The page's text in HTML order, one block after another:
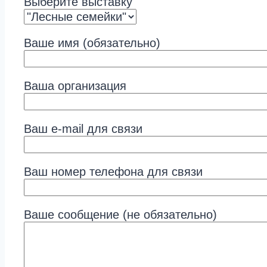
Ваше имя (обязательно)
Ваша организация
Ваш e-mail для связи
Ваш номер телефона для связи
Ваше сообщение (не обязательно)